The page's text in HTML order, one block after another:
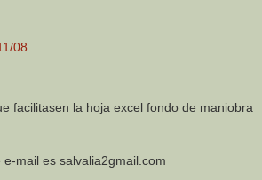
08
facilitasen la hoja excel fondo de maniobra
e-mail es salvalia2gmail.com